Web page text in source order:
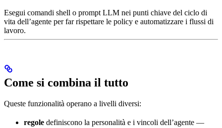
Esegui comandi shell o prompt LLM nei punti chiave del ciclo di
vita dell’agente per far rispettare le policy e automatizzare i flussi di
lavoro.
Come si combina il tutto
Queste funzionalità operano a livelli diversi:
regole definiscono la personalità e i vincoli dell’agente —